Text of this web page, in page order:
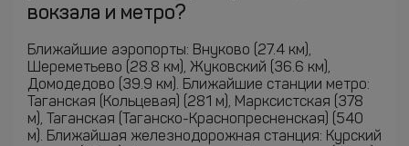
вокзала и метро?
Ближайшие аэропорты: Внуково (27.4 км),
Шереметьево (28.8 км), Жуковский (36.6 км),
Домодедово (39.9 км). Ближайшие станции метро:
Таганская (Кольцевая) (281 м), Марксистская (378
м), Таганская (Таганско-Краснопресненская) (540
м). Ближайшая железнодорожная станция: Курский